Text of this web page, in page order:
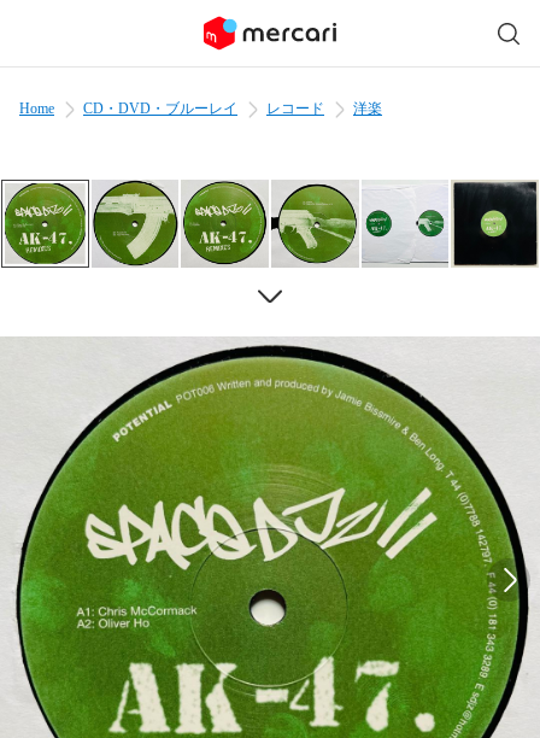
Home CD・DVD・ブルーレイ レコード 洋楽